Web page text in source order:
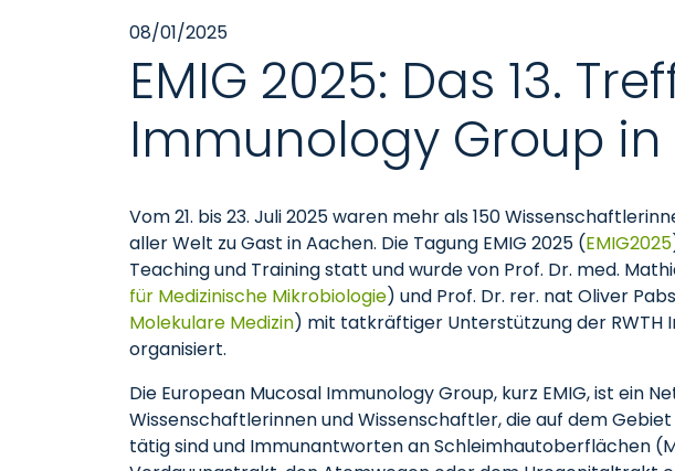
08/01/2025
EMIG 2025: Das 13.
Immunology Group
Vom 21. bis 23. Juli 2025 waren mehr als 150
aller Welt zu Gast in Aachen. Die Tagung EMIG 2025 (EMIG2025
Teaching und Training statt und wurde von Prof. Dr. med.
für Medizinische Mikrobiologie) und Prof. Dr. rer. nat Oliver
Molekulare Medizin) mit tatkräftiger Unterstützung der RWTH
organisiert.
Die European Mucosal Immunology Group, kurz EMIG, ist ein
Wissenschaftlerinnen und Wissenschaftler, die auf dem
tätig sind und Immunantworten an Schleimhautoberflächen